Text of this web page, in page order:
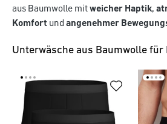
aus Baumwolle mitweicher Haptik,
Komfort und angenehmer
Unterwäsche aus Baumwolle für